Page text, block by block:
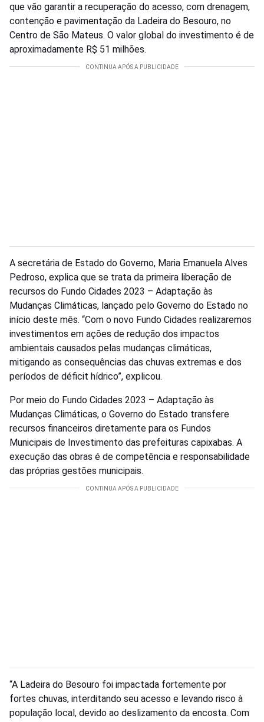
que vão garantir a recuperação do acesso, com drenagem,
contenção e pavimentação da Ladeira do Besouro, no
Centro de São Mateus. O valor global do investimento é de
aproximadamente R$ 51 milhões.
A secretária de Estado do Governo, Maria Emanuela Alves
Pedroso, explica que se trata da primeira liberação de
recursos do Fundo Cidades 2023 – Adaptação às
Mudanças Climáticas, lançado pelo Governo do Estado no
início deste mês. “Com o novo Fundo Cidades realizaremos
investimentos em ações de redução dos impactos
ambientais causados pelas mudanças climáticas,
mitigando as consequências das chuvas extremas e dos
períodos de déficit hídrico”, explicou.
Por meio do Fundo Cidades 2023 – Adaptação às
Mudanças Climáticas, o Governo do Estado transfere
recursos financeiros diretamente para os Fundos
Municipais de Investimento das prefeituras capixabas. A
execução das obras é de competência e responsabilidade
das próprias gestões municipais.
“A Ladeira do Besouro foi impactada fortemente por
fortes chuvas, interditando seu acesso e levando risco à
população local, devido ao deslizamento da encosta. Com